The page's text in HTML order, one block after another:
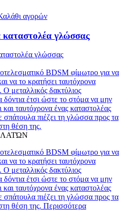
αγορών
γλώσσας
BDSM φίμωτρο για να
να το κρατήσει ταυτόχρονα
μεταλλικός δακτύλιος
έτσι ώστε το στόμα να μην
και ταυτόχρονα ένας καταστολέας
σπάτουλα πιέζει τη γλώσσα προς τα
θέση της.
BDSM φίμωτρο για να
να το κρατήσει ταυτόχρονα
μεταλλικός δακτύλιος
έτσι ώστε το στόμα να μην
και ταυτόχρονα ένας καταστολέας
σπάτουλα πιέζει τη γλώσσα προς τα
θέση της. Περισσότερα